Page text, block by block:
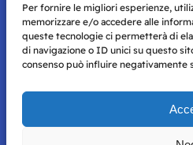
Per fornire le migliori esperienze,
memorizzare e/o accedere alle
queste tecnologie ci permetterà di
di navigazione o ID unici su questo
consenso può influire negativamente
Napoli con autorizzazione numero
Tutte le immagini e i contenuti su